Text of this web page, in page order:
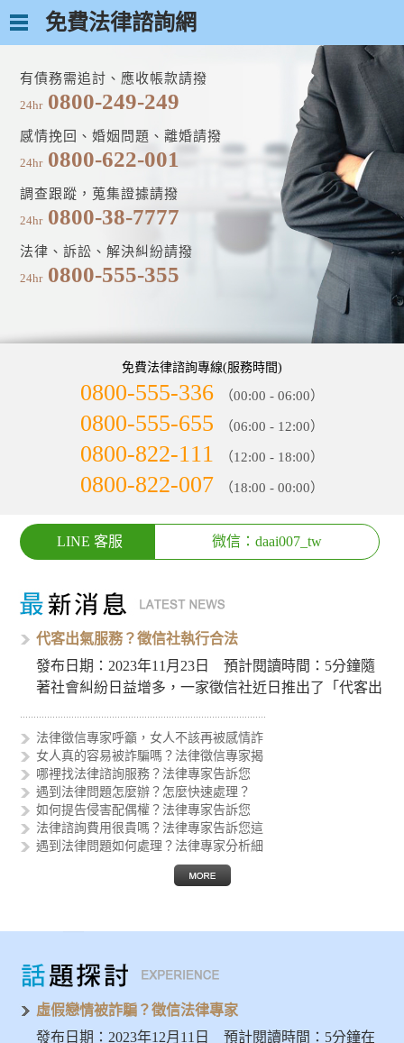
免費法律諮詢網
有債務需追討、應收帳款請撥
24hr 0800-249-249
感情挽回、婚姻問題、離婚請撥
24hr 0800-622-001
調查跟蹤，蒐集證據請撥
24hr 0800-38-7777
法律、訴訟、解決糾紛請撥
24hr 0800-555-355
免費法律諮詢專線(服務時間)
0800-555-336 （00:00 - 06:00）
0800-555-655 （06:00 - 12:00）
0800-822-111 （12:00 - 18:00）
0800-822-007 （18:00 - 00:00）
LINE 客服 微信：daai007_tw
代客出氣服務？徵信社執行合法
發布日期：2023年11月23日 預計閱讀時間：5分鐘隨
著社會糾紛日益增多，一家徵信社近日推出了「代客出
法律徵信專家呼籲，女人不該再被感情詐
女人真的容易被詐騙嗎？法律徵信專家揭
哪裡找法律諮詢服務？法律專家告訴您
遇到法律問題怎麼辦？怎麼快速處理？
如何提告侵害配偶權？法律專家告訴您
法律諮詢費用很貴嗎？法律專家告訴您這
遇到法律問題如何處理？法律專家分析細
律師助您解決疑難雜症，品質保證的法律
如何進行筆跡鑑定？法律專家告訴您執行
虛假戀情被詐騙？徵信法律專家
發布日期：2023年12月11日 預計閱讀時間：5分鐘在